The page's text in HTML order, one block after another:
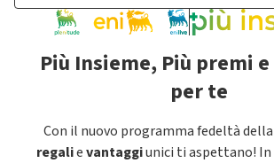
Più Insieme, Più premi
per te
Con il nuovo programma fedeltà
regalievantaggiunici ti aspettano! In